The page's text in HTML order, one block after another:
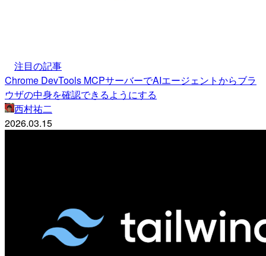
注目の記事
Chrome DevTools MCPサーバーでAIエージェントからブラ
ウザの中身を確認できるようにする
西村祐二
2026.03.15